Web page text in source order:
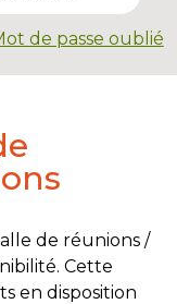
de passe oublié
de réunions /
Cette
en disposition